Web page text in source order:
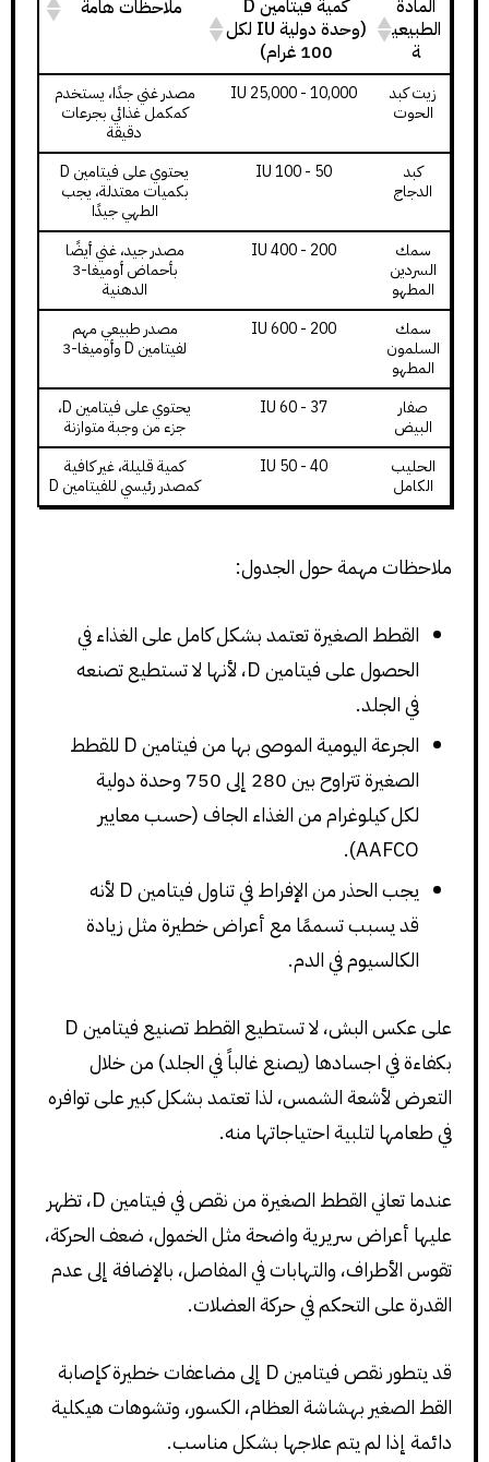
المادة
الطبيعي
ة
كمية فيتامين D
(وحدة دولية IU لكل
100 غرام)
ملاحظات هامة
زيت كبد
الحوت
10,000 - 25,000 IU
مصدر غني جدًا، يستخدم
كمكمل غذائي بجرعات
دقيقة
كبد
الدجاج
50 - 100 IU
يحتوي على فيتامين D
بكميات معتدلة، يجب
الطهي جيدًا
سمك
السردين
المطهو
200 - 400 IU
مصدر جيد، غني أيضًا
بأحماض أوميغا-3
الدهنية
سمك
السلمون
المطهو
200 - 600 IU
مصدر طبيعي مهم
لفيتامين D وأوميغا-3
صفار
البيض
37 - 60 IU
يحتوي على فيتامين D،
جزء من وجبة متوازنة
الحليب
الكامل
40 - 50 IU
كمية قليلة، غير كافية
كمصدر رئيسي للفيتامين D
ملاحظات مهمة حول الجدول:
القطط الصغيرة تعتمد بشكل كامل على الغذاء في
الحصول على فيتامين D، لأنها لا تستطيع تصنعه
في الجلد.
الجرعة اليومية الموصى بها من فيتامين D للقطط
الصغيرة تتراوح بين 280 إلى 750 وحدة دولية
لكل كيلوغرام من الغذاء الجاف (حسب معايير
AAFCO).
يجب الحذر من الإفراط في تناول فيتامين D لأنه
قد يسبب تسممًا مع أعراض خطيرة مثل زيادة
الكالسيوم في الدم.
على عكس البش، لا تستطيع القطط تصنيع فيتامين D
بكفاءة في اجسادها (يصنع غالباً في الجلد) من خلال
التعرض لأشعة الشمس، لذا تعتمد بشكل كبير على توافره
في طعامها لتلبية احتياجاتها منه.
عندما تعاني القطط الصغيرة من نقص في فيتامين D، تظهر
عليها أعراض سريرية واضحة مثل الخمول، ضعف الحركة،
تقوس الأطراف، والتهابات في المفاصل، بالإضافة إلى عدم
القدرة على التحكم في حركة العضلات.
قد يتطور نقص فيتامين D إلى مضاعفات خطيرة كإصابة
القط الصغير بهشاشة العظام، الكسور، وتشوهات هيكلية
دائمة إذا لم يتم علاجها بشكل مناسب.